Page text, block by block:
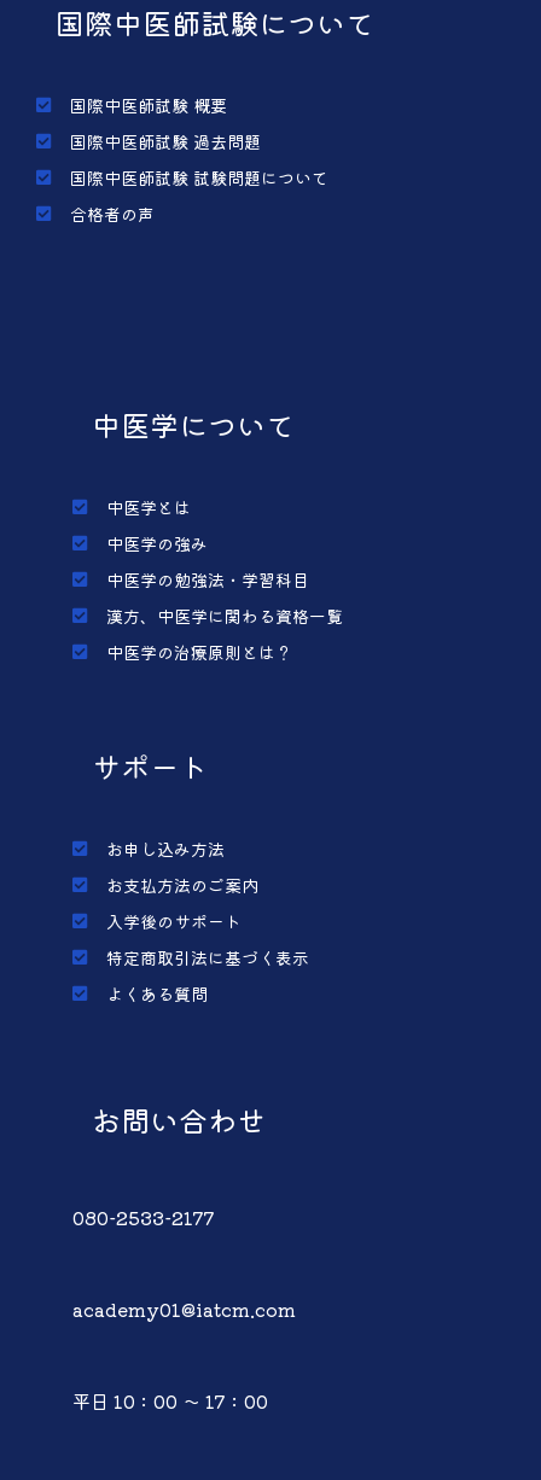
国際中医師試験について
国際中医師試験 概要
国際中医師試験 過去問題
国際中医師試験 試験問題について
合格者の声
中医学について
中医学とは
中医学の強み
中医学の勉強法・学習科目
漢方、中医学に関わる資格一覧
中医学の治療原則とは？
サポート
お申し込み方法
お支払方法のご案内
入学後のサポート
特定商取引法に基づく表示
よくある質問
お問い合わせ
080-2533-2177
academy01@iatcm.com
平日 10：00 ～ 17：00